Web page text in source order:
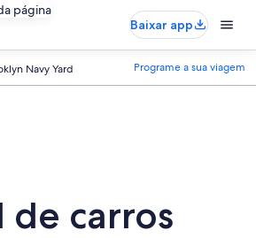
página
Baixar app
Navy Yard Programe a sua viagem
carros